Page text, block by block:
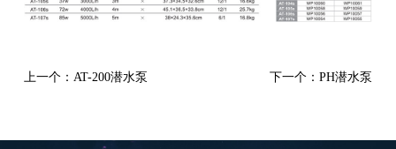
上一个：AT-200潜水泵 下一个：PH潜水泵